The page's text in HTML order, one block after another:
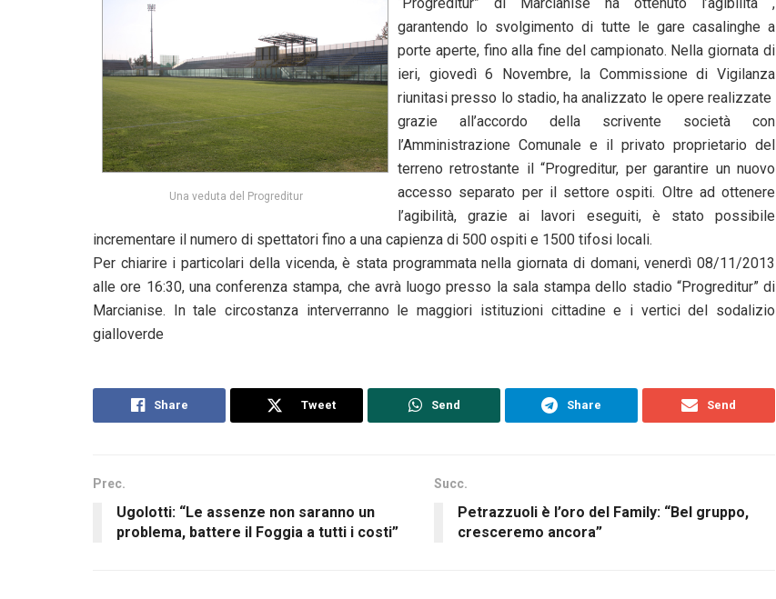
Una veduta del Progreditur
garantendo lo svolgimento di tutte le gare casalinghe a
porte aperte, fino alla fine del campionato. Nella giornata di
ieri, giovedì 6 Novembre, la Commissione di Vigilanza
riunitasi presso lo stadio, ha analizzato le opere realizzate
grazie all’accordo della scrivente società con
l’Amministrazione Comunale e il privato proprietario del
terreno retrostante il “Progreditur, per garantire un nuovo
accesso separato per il settore ospiti. Oltre ad ottenere
l’agibilità, grazie ai lavori eseguiti, è stato possibile
incrementare il numero di spettatori fino a una capienza di 500 ospiti e 1500 tifosi locali.
Per chiarire i particolari della vicenda, è stata programmata nella giornata di domani, venerdì 08/11/2013
alle ore 16:30, una conferenza stampa, che avrà luogo presso la sala stampa dello stadio “Progreditur” di
Marcianise. In tale circostanza interverranno le maggiori istituzioni cittadine e i vertici del sodalizio
gialloverde
Share Tweet Send Share Send
Prec.
Ugolotti: “Le assenze non saranno un
problema, battere il Foggia a tutti i costi”
Succ.
Petrazzuoli è l’oro del Family: “Bel gruppo,
cresceremo ancora”